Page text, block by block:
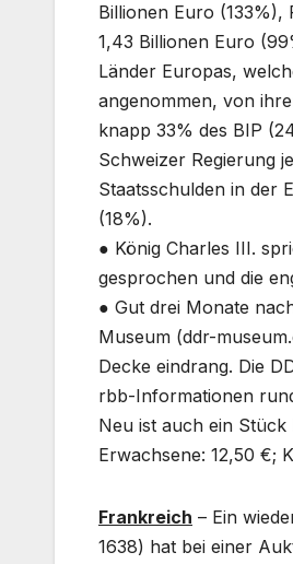
Billionen Euro (133%),
1,43 Billionen Euro
Länder Europas,
angenommen, von
knapp 33% des BIP
Schweizer Regierung
Staatsschulden in der
(18%).
● König Charles III.
gesprochen und die
● Gut drei Monate
Museum (ddr-
Decke eindrang. Die
rbb-Informationen
Neu ist auch ein Stück
Erwachsene: 12,50 €;
Frankreich – Ein
1638) hat bei einer